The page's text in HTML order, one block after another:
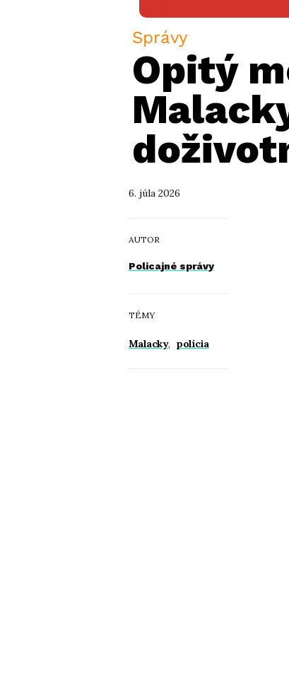
Správy
Opitý
6. júla 2026
AUTOR
Policajné správy
TÉMY
Malacky, polícia